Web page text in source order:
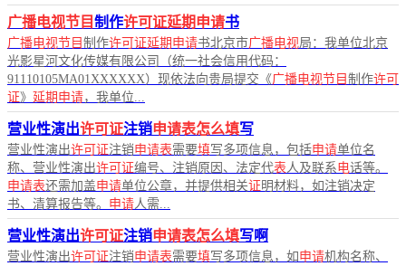
广播电视节目制作许可证延期申请书
广播电视节目 制作许可证延期申请书北京市广播电视局：我单位北京
光影星河文化传媒有限公司（统一社会信用代码：
91110105MA01XXXXXX）现依法向贵局提交《广播电视节目 制作许可
证》 延期申请，我单位...
营业性演出许可证注销申请表怎么填写
营业性演出许可证注销申请表需要填写多项信息，包括申请单位名
称、营业性演出许可证编号、注销原因、法定代表 人及联系电话等。
申请表还需加盖申请单位公章，并提供相关证明材料，如注销决定
书、清算报告等。 申请人需...
营业性演出许可证注销申请表怎么填写啊
营业性演出许可证注销申请表需要填写多项信息，如申请机构名称、